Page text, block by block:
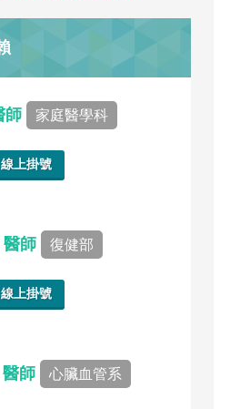
師 家庭醫學科
線上掛號
醫師 復健部
線上掛號
師 心臟血管系